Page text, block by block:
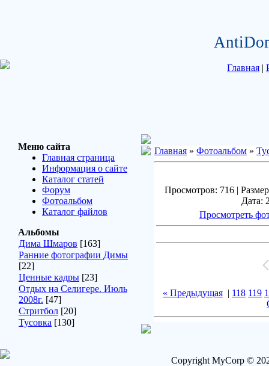
Главная |
Меню сайта
Главная страница
Информация о сайте
Каталог статей
Форум
Фотоальбом
Каталог файлов
Альбомы
Дима Шмаров [163]
Ранние фотографии Димы
[22]
Ценные кадры [23]
Отдых на Селигере. Июль
2008г. [47]
Стритбол [20]
Тусовка [130]
Главная » Фотоальбом »
Просмотров: 716 |
Дата:
Просмотреть
« Предыдущая | 118 119
Copyright MyCorp ©